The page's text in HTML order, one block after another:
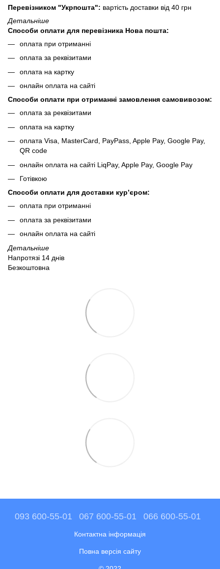
Перевізником "Укрпошта": вартість доставки від 40 грн
Детальніше
Способи оплати для перевізника Нова пошта:
оплата при отриманні
оплата за реквізитами
оплата на картку
онлайн оплата на сайті
Способи оплати при отриманні замовлення самовивозом:
оплата за реквізитами
оплата на картку
оплата Visa, MasterCard, PayPass, Apple Pay, Google Pay,
QR code
онлайн оплата на сайті LiqPay, Apple Pay, Google Pay
Готівкою
Способи оплати для доставки кур’єром:
оплата при отриманні
оплата за реквізитами
онлайн оплата на сайті
Детальніше
Напротязі 14 днів
Безкоштовна
093 600-55-01 067 600-55-01 066 600-55-01
Контактна інформація
Повна версія сайту